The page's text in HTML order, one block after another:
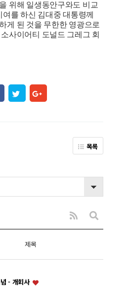
위해 일생동안구와도 비교
를 하신 김대중 대통령께
게 된 것을 무한한 영광으로
사이어티 도널드 그레그 회
목록
제목
- 개회사